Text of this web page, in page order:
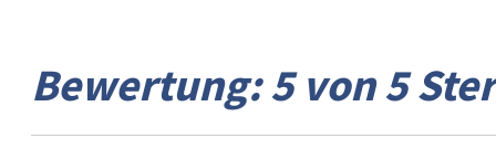
Bewertung: 5 von 5